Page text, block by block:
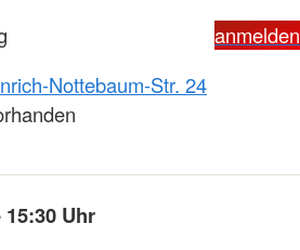
anmelden
Nottebaum-Str. 24
15:30 Uhr